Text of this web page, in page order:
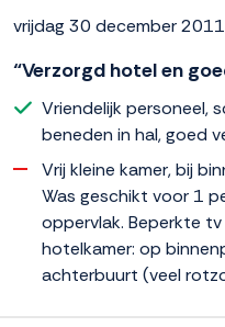
vrijdag 30 december 2011
“Verzorgd hotel en
Vriendelijk personeel,
beneden in hal, goed
Vrij kleine kamer, bij
Was geschikt voor 1
oppervlak. Beperkte
hotelkamer: op
achterbuurt (veel